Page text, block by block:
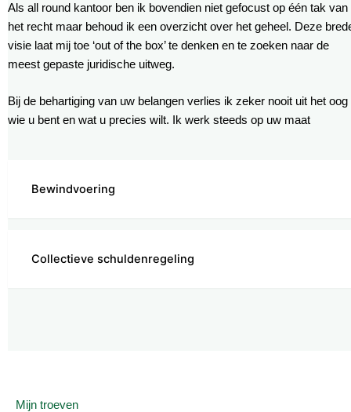
Bewindvoering
Collectieve schuldenregeling
Als all round kantoor ben ik bovendien niet gefocust op één tak van
het recht maar behoud ik een overzicht over het geheel. Deze
visie laat mij toe ‘out of the box’ te denken en te zoeken naar de
meest gepaste juridische uitweg.
Bij de behartiging van uw belangen verlies ik zeker nooit uit het oog
wie u bent en wat u precies wilt. Ik werk steeds op uw maat
Mijn troeven